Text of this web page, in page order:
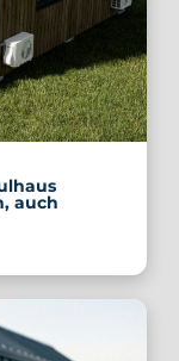
auch